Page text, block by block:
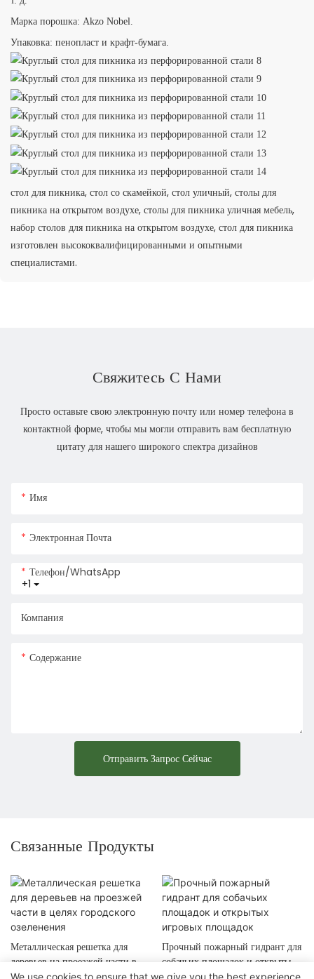
Марка порошка: Akzo Nobel.
Упаковка: пенопласт и крафт-бумага.
стол для пикника, стол со скамейкой, стол уличный, столы для
пикника на открытом воздухе, столы для пикника уличная мебель,
набор столов для пикника на открытом воздухе, стол для пикника
изготовлен высококвалифицированными и опытными
специалистами.
Свяжитесь С Нами
Просто оставьте свою электронную почту или номер телефона в
контактной форме, чтобы мы могли отправить вам бесплатную
цитату для нашего широкого спектра дизайнов
Имя
Электронная Почта
+1
Телефон/WhatsApp
Компания
Содержание
Отправить Запрос Сейчас
Связанные Продукты
Металлическая решетка для
деревьев на проезжей части в
целях городского озеленения
Прочный пожарный гидрант для
собачьих площадок и открытых
игровых площадок
We use cookies to ensure that we give you the best experience